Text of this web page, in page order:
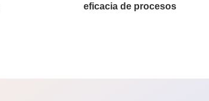
eficacia de procesos